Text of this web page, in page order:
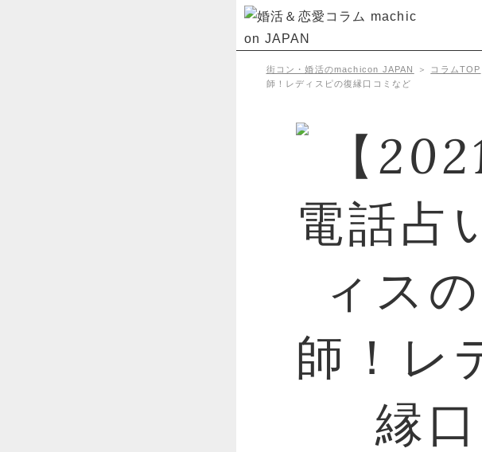
街コン・婚活のmachicon JAPAN ＞ コラムTOP
師！レディスピの復縁口コミなど